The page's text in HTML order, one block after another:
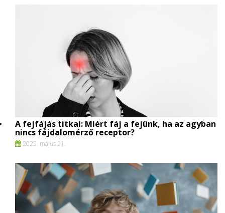
A fejfájás titkai: Miért fáj a fejünk, ha az agyban
nincs fájdalomérző receptor?
2025. május 21.